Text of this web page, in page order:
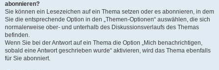
abonnieren?
Sie können ein Lesezeichen auf ein Thema setzen oder es abonnieren, in dem
Sie die entsprechende Option in den „Themen-Optionen“ auswählen, die sich
normalerweise ober- und unterhalb des Diskussionsverlaufs des Themas
befinden.
Wenn Sie bei der Antwort auf ein Thema die Option „Mich benachrichtigen,
sobald eine Antwort geschrieben wurde“ aktivieren, wird das Thema ebenfalls
für Sie abonniert.